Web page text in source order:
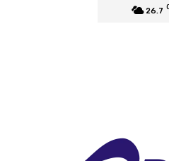
26.7